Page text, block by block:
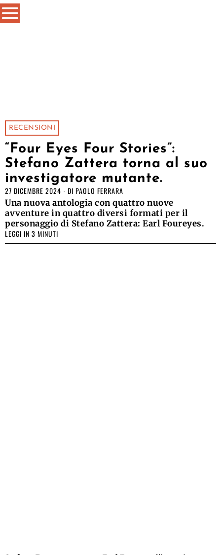
RECENSIONI
“Four Eyes Four Stories”:
Stefano Zattera torna al suo
investigatore mutante.
27 DICEMBRE 2024 DI PAOLO FERRARA
Una nuova antologia con quattro nuove
avventure in quattro diversi formati per il
personaggio di Stefano Zattera: Earl Foureyes.
LEGGI IN 3 MINUTI